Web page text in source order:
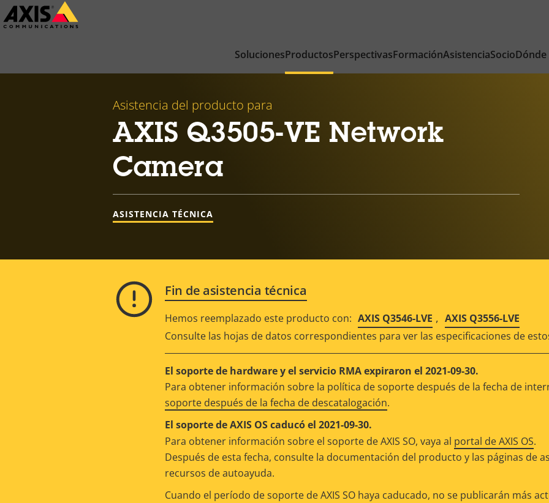
Saltar
al
SolucionesProductosPerspectivasFormaciónAsistenciaSocio
Asistencia del producto para
AXIS Q3505-VE Network
Camera
ASISTENCIA TÉCNICA
Fin de asistencia técnica
Hemos reemplazado este producto con: AXIS Q3546-LVE , AXIS Q3556-LVE
Consulte las hojas de datos correspondientes para ver las especificaciones de
El soporte de hardware y el servicio RMA expiraron el 2021-09-30.
Para obtener información sobre la política de soporte después de la fecha de
soporte después de la fecha de descatalogación.
El soporte de AXIS OS caducó el 2021-09-30.
Para obtener información sobre el soporte de AXIS SO, vaya al portal de AXIS OS.
Después de esta fecha, consulte la documentación del producto y las páginas de
recursos de autoayuda.
Cuando el período de soporte de AXIS SO haya caducado, no se publicarán más